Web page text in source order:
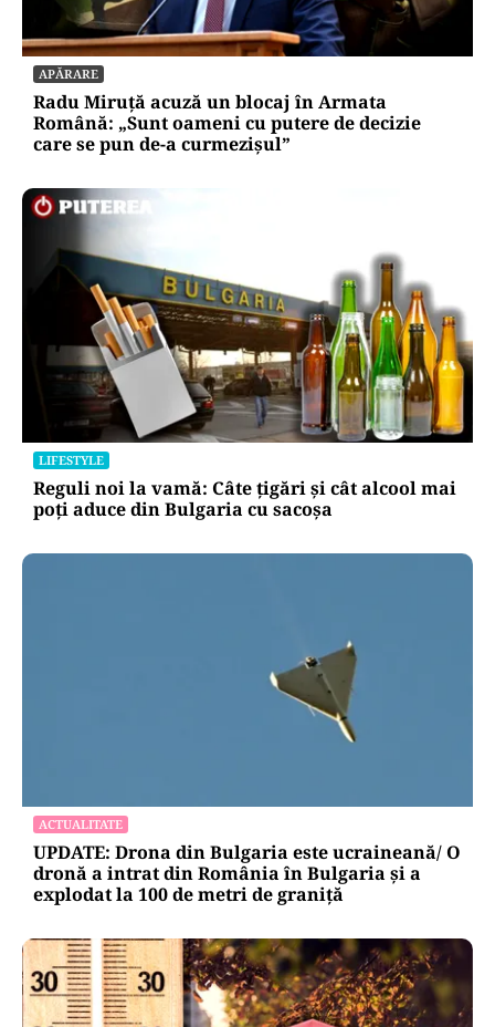
APĂRARE
Radu Miruță acuză un blocaj în Armata
Română: „Sunt oameni cu putere de decizie
care se pun de-a curmezișul”
LIFESTYLE
Reguli noi la vamă: Câte țigări și cât alcool mai
poți aduce din Bulgaria cu sacoșa
ACTUALITATE
UPDATE: Drona din Bulgaria este ucraineană/ O
dronă a intrat din România în Bulgaria şi a
explodat la 100 de metri de graniţă